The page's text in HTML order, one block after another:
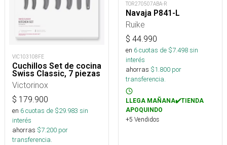
VIC103108FE
Cuchillos Set de cocina
Swiss Classic, 7 piezas
Victorinox
$ 179.900
en 6cuotas de $29.983 sin
interés
ahorras $7.200 por
transferencia.
TOR270507ABA-R
Navaja P841-L
Ruike
$ 44.990
en 6cuotas de $7.498sin
interés
ahorras $1.800 por
transferencia.
LLEGA MAÑANA✔️TIENDA
APOQUINDO
+5 Vendidos